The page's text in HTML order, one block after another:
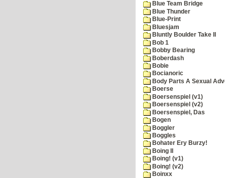
Blue Team Bridge
Blue Thunder
Blue-Print
Bluesjam
Bluntly Boulder Take II
Bob 1
Bobby Bearing
Boberdash
Bobie
Bocianoric
Body Parts A Sexual
Boerse
Boersenspiel (v1)
Boersenspiel (v2)
Boersenspiel, Das
Bogen
Boggler
Boggles
Bohater Ery Burzy!
Boing II
Boing! (v1)
Boing! (v2)
Boinxx